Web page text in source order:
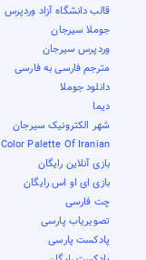
قالب دانشگاه آزاد وردپرس
جوملا سیرجان
وردپرس سیرجان
مترجم فارسی به فارسی
دانلود جوملا
دیما
شهر الکترونیک سیرجان
Color Palette Of Iranian
بازی آنلاین رایگان
بازی ای او اس رایگان
چت فارسی
تصویریاب پارسی
پادکست پارسی